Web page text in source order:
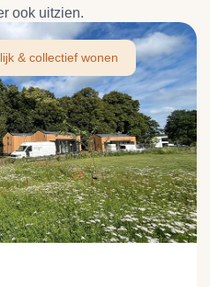
ook uitzien.
& collectief wonen